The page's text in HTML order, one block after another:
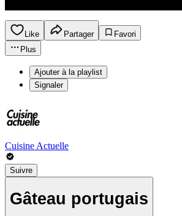
Like Partager
Favori
Plus
Ajouter à la playlist
Signaler
Cuisine Actuelle
Suivre
Gâteau portugais